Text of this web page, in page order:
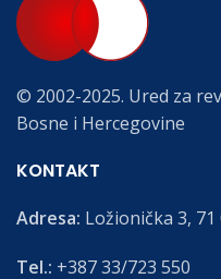
© 2002-2025. Ured za
Bosne i Hercegovine
KONTAKT
Adresa: Ložionička 3, 71
Tel.: +387 33/723 550